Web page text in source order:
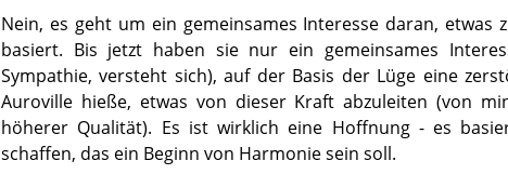
Nein, es geht um ein gemeinsames Interesse daran, etwas
basiert. Bis jetzt haben sie nur ein gemeinsames
Sympathie, versteht sich), auf der Basis der Lüge eine
Auroville hieße, etwas von dieser Kraft abzuleiten (von
höherer Qualität). Es ist wirklich eine Hoffnung - es
schaffen, das ein Beginn von Harmonie sein soll.